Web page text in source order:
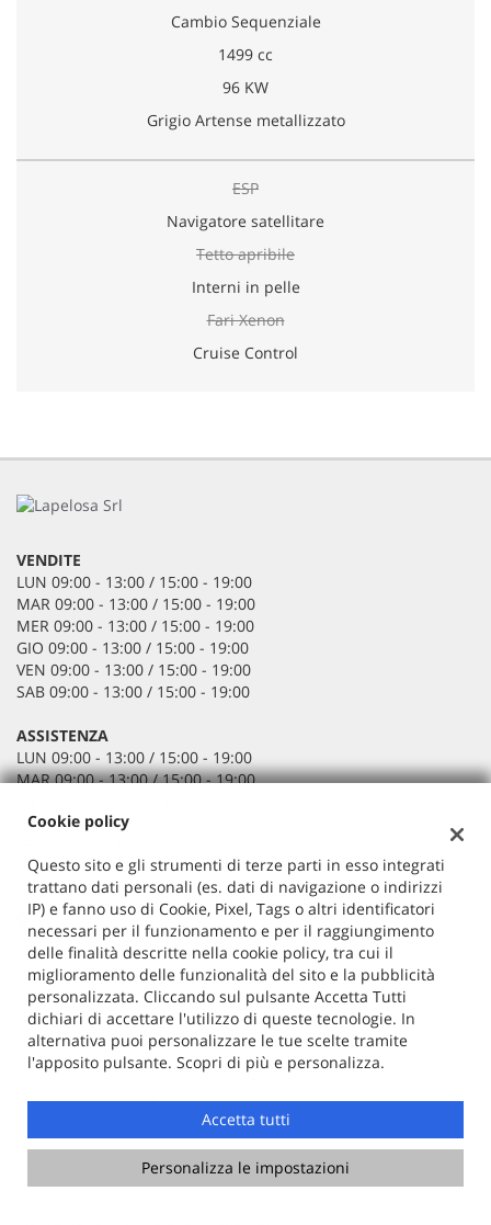
Cambio Sequenziale
1499 cc
96 KW
Grigio Artense metallizzato
ESP
Navigatore satellitare
Tetto apribile
Interni in pelle
Fari Xenon
Cruise Control
VENDITE
LUN 09:00 - 13:00 / 15:00 - 19:00
MAR 09:00 - 13:00 / 15:00 - 19:00
MER 09:00 - 13:00 / 15:00 - 19:00
GIO 09:00 - 13:00 / 15:00 - 19:00
VEN 09:00 - 13:00 / 15:00 - 19:00
SAB 09:00 - 13:00 / 15:00 - 19:00
ASSISTENZA
LUN 09:00 - 13:00 / 15:00 - 19:00
MAR 09:00 - 13:00 / 15:00 - 19:00
GIO 09:00 - 13:00 / 15:00 - 19:00
SAB 09:00 - 13:00 / 15:00 - 19:00
lapelosasrl
Sede di Sala Consilina
Via Maglianiello, snc
84030 Atena Lucana (SA)
Telefono:
+39 0975 71267
Michele:
+39 335 846 7829
Domenico:
+39 335 846 7831
Email:
lapelosasrl@tiscali.it
Cookie policy
Questo sito e gli strumenti di terze parti in esso integrati
trattano dati personali (es. dati di navigazione o indirizzi
IP) e fanno uso di Cookie, Pixel, Tags o altri identificatori
necessari per il funzionamento e per il raggiungimento
delle finalità descritte nella cookie policy, tra cui il
miglioramento delle funzionalità del sito e la pubblicità
personalizzata. Cliccando sul pulsante Accetta Tutti
dichiari di accettare l'utilizzo di queste tecnologie. In
alternativa puoi personalizzare le tue scelte tramite
l'apposito pulsante. Scopri di più e personalizza.
Accetta tutti
Personalizza le impostazioni